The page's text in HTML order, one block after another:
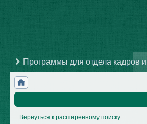
Программы для отдела кадров
Вернуться к расширенному поиску